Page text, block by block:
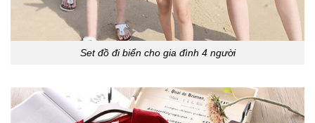
Set đồ đi biển cho gia đình 4 người